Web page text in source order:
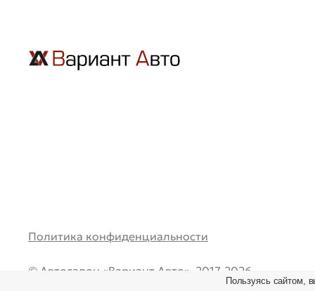
Политика конфиденциальности
© Автосалон «Вариант Авто», 2017-2026.
Все права защищены. Перепечатка и любое
Пользуясь сайтом,